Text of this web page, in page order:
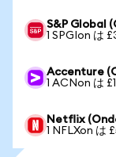
S&P Global
1 SPGIon は
Accenture
1 ACNon は
Netflix
1 NFLXon は